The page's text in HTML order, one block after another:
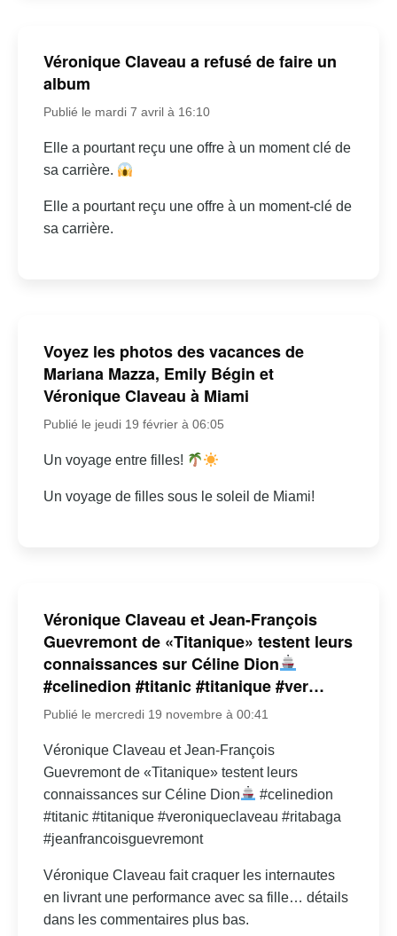
Véronique Claveau a refusé de faire un
album
Publié le mardi 7 avril à 16:10
Elle a pourtant reçu une offre à un moment clé de
sa carrière.
Elle a pourtant reçu une offre à un moment-clé de
sa carrière.
Voyez les photos des vacances de
Mariana Mazza, Emily Bégin et
Véronique Claveau à Miami
Publié le jeudi 19 février à 06:05
Un voyage entre filles!
Un voyage de filles sous le soleil de Miami!
Véronique Claveau et Jean-François
Guevremont de «Titanique» testent leurs
connaissances sur Céline Dion
#celinedion #titanic #titanique #ver…
Publié le mercredi 19 novembre à 00:41
Véronique Claveau et Jean-François
Guevremont de «Titanique» testent leurs
connaissances sur Céline Dion
#celinedion
#titanic #titanique #veroniqueclaveau #ritabaga
#jeanfrancoisguevremont
Véronique Claveau fait craquer les internautes
en livrant une performance avec sa fille… détails
dans les commentaires plus bas.